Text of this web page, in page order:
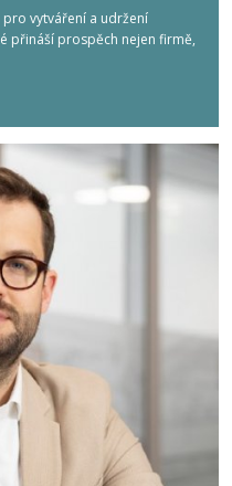
pro vytváření a udržení
přináší prospěch nejen firmě,